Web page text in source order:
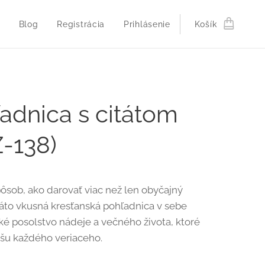
Blog Registrácia Prihlásenie Košík
s citátom
138)
ako darovať viac než len obyčajný
vkusná kresťanská pohľadnica v sebe
posolstvo nádeje a večného života, ktoré
každého veriaceho.